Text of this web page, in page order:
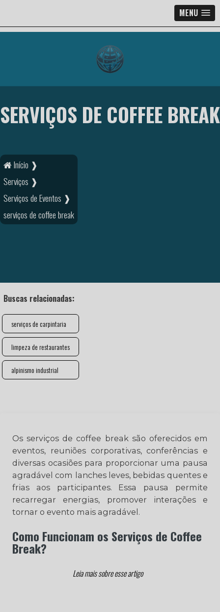
MENU
SERVIÇOS DE COFFEE BREAK
Início ❱
Serviços ❱
Serviços de Eventos ❱
serviços de coffee break
Buscas relacionadas:
serviços de carpintaria
limpeza de restaurantes
alpinismo industrial
Os serviços de coffee break são oferecidos em
eventos, reuniões corporativas, conferências e
diversas ocasiões para proporcionar uma pausa
agradável com lanches leves, bebidas quentes e
frias aos participantes. Essa pausa permite
recarregar energias, promover interações e
tornar o evento mais agradável.
Como Funcionam os Serviços de Coffee
Break?